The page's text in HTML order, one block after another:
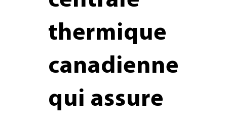
thermique
canadienne
qui assure